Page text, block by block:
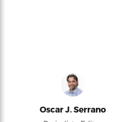
Oscar J. Serrano